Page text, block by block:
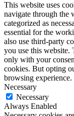
This website uses
navigate through the
categorized as
essential for the
also use third-party
you use this website.
only with your
cookies. But opting
browsing experience.
Necessary
Necessary
Always Enabled